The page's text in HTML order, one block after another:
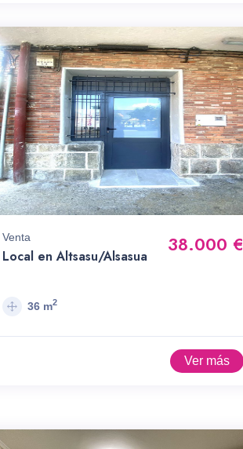
Venta
Local en Altsasu/Alsasua 38.000 €
36 m2
Ver más